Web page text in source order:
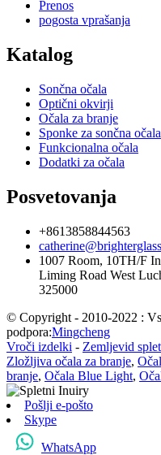
Prenos
pogosta vprašanja
Katalog
Sončna očala
Optični okvirji
Očala za branje
Sponke za sončna očala
Funkcionalna očala
Dodatki za očala
Posvetovanja
+8613858844563
1007 Room, 10TH/F
Liming Road West
325000
© Copyright - 2010-2022 :
podpora:Mingcheng
Vroči izdelki - Zemljevid
Zložljiva očala za branje,
branje, Očala Blue Light,
Pošlji e-pošto
Skype
WhatsApp